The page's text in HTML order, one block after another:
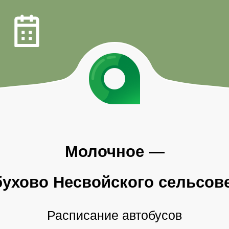
Молочное—
Несвойского
Расписание автобусов